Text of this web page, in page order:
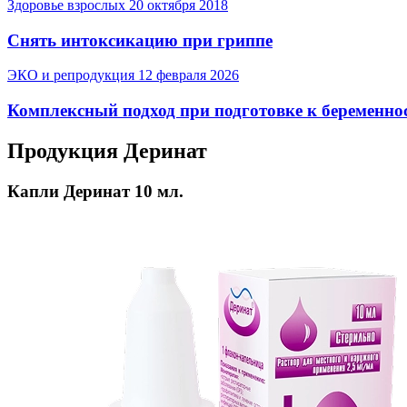
Здоровье взрослых 20 октября 2018
Снять интоксикацию при гриппе
ЭКО и репродукция 12 февраля 2026
Комплексный подход при подготовке к
Продукция Деринат
Капли Деринат 10 мл.